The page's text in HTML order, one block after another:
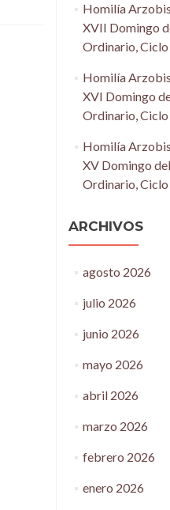
Homilía
XVII Domingo
Ordinario, Ciclo
Homilía
XVI Domingo
Ordinario, Ciclo
Homilía
XV Domingo
Ordinario, Ciclo
ARCHIVOS
agosto 2026
julio 2026
junio 2026
mayo 2026
abril 2026
marzo 2026
febrero 2026
enero 2026